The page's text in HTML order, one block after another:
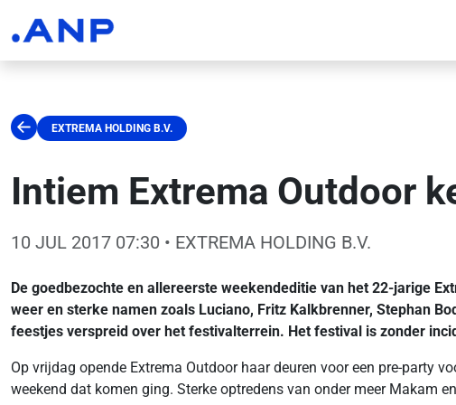
EXTREMA HOLDING B.V.
Intiem Extrema Outdoor
10 JUL 2017 07:30 • EXTREMA HOLDING B.V.
De goedbezochte en allereerste weekendeditie van het 22-jarige
weer en sterke namen zoals Luciano, Fritz Kalkbrenner, Stephan
feestjes verspreid over het festivalterrein. Het festival is zonder
Op vrijdag opende Extrema Outdoor haar deuren voor een pre-party
weekend dat komen ging. Sterke optredens van onder meer Makam